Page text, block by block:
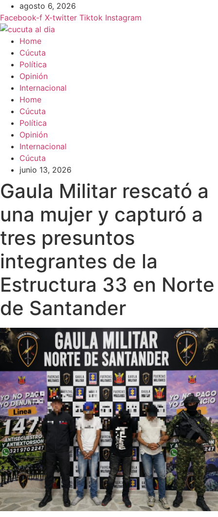
al
contenido
agosto 6, 2026
Facebook-f X-twitter Tiktok Instagram
Home
Cúcuta
Política
Opinión
Internacional
Home
Cúcuta
Política
Opinión
Internacional
Cúcuta
junio 13, 2026
Gaula Militar rescató a
una mujer y capturó a
tres presuntos
integrantes de la
Estructura 33 en Norte
de Santander